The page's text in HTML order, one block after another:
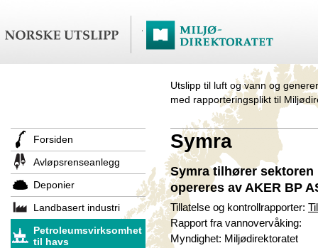
Utslipp til luft og vann og
med rapporteringsplikt til
Forsiden
Avløpsrenseanlegg
Deponier
Landbasert industri
Petroleumsvirksomhet
til havs
Symra
Symra tilhører
opereres av AKER BP
Tillatelse og kontrollrapporter:
Rapport fra vannovervåking:
Myndighet: Miljødirektoratet